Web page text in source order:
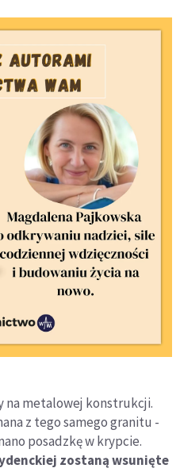
na metalowej konstrukcji.
z tego samego granitu -
posadzkę w krypcie.
zostaną wsunięte